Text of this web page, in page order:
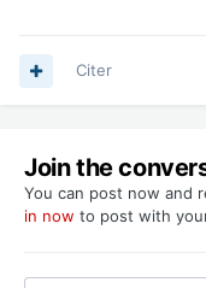
Citer
Join the
You can post now and
in now to post with